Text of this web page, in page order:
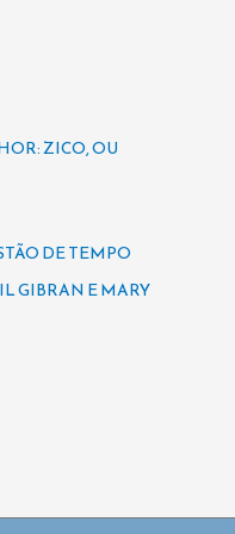
ZICO, OU
DE TEMPO
GIBRAN E MARY